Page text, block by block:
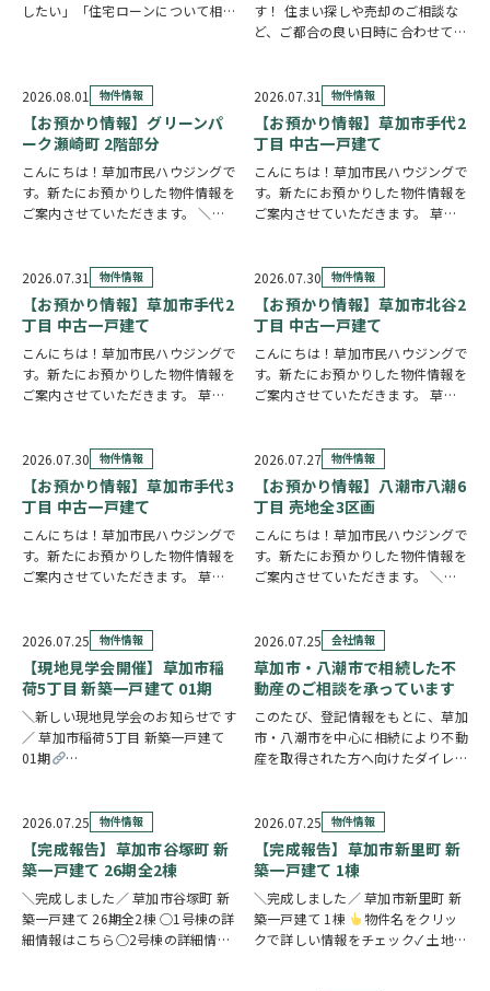
したい」「住宅ローンについて相談
せて選べる4つの見学コースをご用
意しています。 …
す！ 住まい探しや売却のご相談な
ど、ご都合の良い日時に合わせてホ
望の日程を選んで、必要事項を入力
するだけで予約完了！ 「まずは相
談だけしたい」「気…
2026.08.01 物件情報
【お預かり情報】グリーンパ
ーク瀬崎町 2階部分
こんにちは！草加市民ハウジングで
す。新たにお預かりした物件情報を
ご案内させていただきます。 ＼弊
チェック✓ 三方角部屋のため、日中
は陽当り良好で明るい室内環境が保
たれていま…
2026.07.31 物件情報
【お預かり情報】草加市手代2
丁目 中古一戸建て
こんにちは！草加市民ハウジングで
す。新たにお預かりした物件情報を
ご案内させていただきます。 草加
2026.07.31
物件情報
【お預かり情報】草加市手代2
丁目 中古一戸建て
こんにちは！草加市民ハウジングで
す。新たにお預かりした物件情報を
ご案内させていただきます。 草加
坪の広々とした敷地に建つ、大手ハ
ウスメーカー施工の住まいです。シ
ャッター付き…
2026.07.30 物件情報
【お預かり情報】草加市北谷2
丁目 中古一戸建て
こんにちは！草加市民ハウジングで
す。新たにお預かりした物件情報を
ご案内させていただきます。 草加
角地に建つ、6LDKのお住まいで
す。事務所スペースを備えており、
在宅ワークや…
2026.07.30 物件情報
【お預かり情報】草加市手代3
丁目 中古一戸建て
こんにちは！草加市民ハウジングで
す。新たにお預かりした物件情報を
ご案内させていただきます。 草加
宅からスーパー・ドラッグストアま
で徒歩3分圏内と、買い物に便利な
立地です。2…
2026.07.27 物件情報
【お預かり情報】八潮市八潮6
丁目 売地全3区画
こんにちは！草加市民ハウジングで
す。新たにお預かりした物件情報を
ご案内させていただきます。 ＼弊
ら〇2区画の詳細情報はこちら〇3
区画の詳細情報はこちら
クリッ
クで詳しい情…
2026.07.25 物件情報
【現地見学会開催】草加市稲
荷5丁目 新築一戸建て 01期
＼新しい現地見学会のお知らせです
／ 草加市稲荷5丁目 新築一戸建て
01期
2026.07.25 会社情報
草加市・八潮市で相続した不
動産のご相談を承っています
このたび、登記情報をもとに、草加
市・八潮市を中心に相続により不動
産を取得された方へ向けたダイレク
のまま所有していてもいいの？」
「売却した方がいいのかわからな
い」「空き家の管理や…
2026.07.25 物件情報
【完成報告】草加市谷塚町 新
築一戸建て 26期全2棟
＼完成しました／ 草加市谷塚町 新
築一戸建て 26期全2棟 ○1号棟の詳
細情報はこちら○2号棟の詳細情報
2026.07.25 物件情報
【完成報告】草加市新里町 新
築一戸建て 1棟
＼完成しました／ 草加市新里町 新
築一戸建て 1棟
物件名をクリッ
クで詳しい情報をチェック✓ 土地